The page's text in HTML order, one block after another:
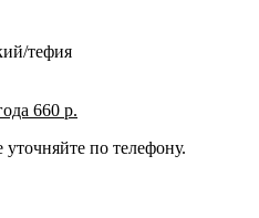
тефия
660 р.
по телефону.